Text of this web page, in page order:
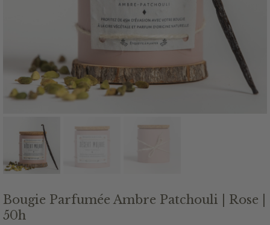
Bougie Parfumée Ambre Patchouli | Rose |
50h